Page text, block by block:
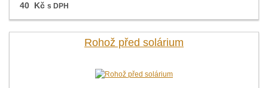
40 Kč s DPH
Rohož před solárium